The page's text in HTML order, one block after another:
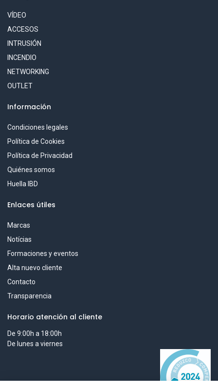
VÍDEO
ACCESOS
INTRUSIÓN
INCENDIO
NETWORKING
OUTLET
Información
Condiciones legales
Política de Cookies
Política de Privacidad
Quiénes somos
Huella IBD
Enlaces útiles
Marcas
Notícias
Formaciones y eventos
Alta nuevo cliente
Contacto
Transparencia
Horario atención al cliente
De 9:00h a 18:00h
De lunes a viernes